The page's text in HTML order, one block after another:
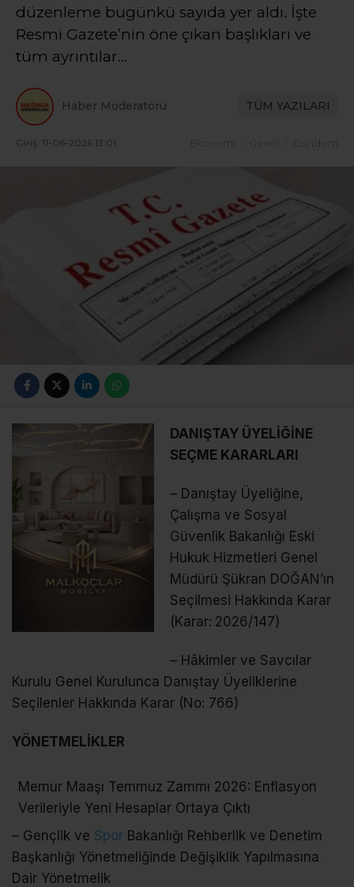
düzenleme bugünkü sayıda yer aldı. İşte
Resmi Gazete’nin öne çıkan başlıkları ve
tüm ayrıntılar…
Haber Moderatörü TÜM YAZILARI
Giriş: 11-06-2026 13:01 Ekonomi Gündem
DANIŞTAY ÜYELİĞİNE
SEÇME KARARLARI
– Danıştay Üyeliğine,
Çalışma ve Sosyal
Güvenlik Bakanlığı Eski
Hukuk Hizmetleri Genel
Müdürü Şükran DOĞAN’ın
Seçilmesi Hakkında Karar
(Karar: 2026/147)
– Hâkimler ve Savcılar
Kurulu Genel Kurulunca Danıştay Üyeliklerine
Seçilenler Hakkında Karar (No: 766)
YÖNETMELİKLER
Memur Maaşı Temmuz Zammı 2026: Enflasyon
Verileriyle Yeni Hesaplar Ortaya Çıktı
– Gençlik ve Spor Bakanlığı Rehberlik ve Denetim
Başkanlığı Yönetmeliğinde Değişiklik Yapılmasına
Dair Yönetmelik